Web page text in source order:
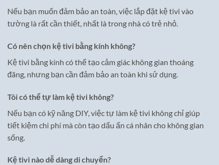
Nếu bạn muốn đảm bảo an toàn, việc lắp đặt kệ tivi vào
tường là rất cần thiết, nhất là trong nhà có trẻ nhỏ.
Có nên chọn kệ tivi bằng kính không?
Kệ tivi bằng kính có thể tạo cảm giác không gian thoáng
đãng, nhưng bạn cần đảm bảo an toàn khi sử dụng.
Tôi có thể tự làm kệ tivi không?
Nếu bạn có kỹ năng DIY, việc tự làm kệ tivi không chỉ giúp
tiết kiệm chi phí mà còn tạo dấu ấn cá nhân cho không gian
sống.
Kệ tivi nào dễ dàng di chuyển?